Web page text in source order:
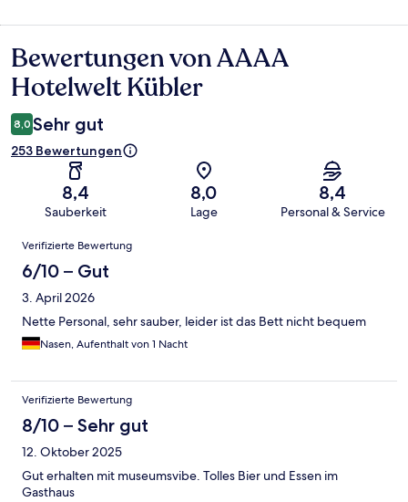
Bewertungen
Bewertungen von AAAA
Hotelwelt Kübler
8,0 Sehr gut
253 Bewertungen
8,4
Sauberkeit
8,0
Lage
8,4
Personal & Service
Bewertungen
Verifizierte Bewertung
6/10 – Gut
3. April 2026
Nette Personal, sehr sauber, leider ist das Bett nicht bequem
Nasen, Aufenthalt von 1 Nacht
Verifizierte Bewertung
8/10 – Sehr gut
12. Oktober 2025
Gut erhalten mit museumsvibe. Tolles Bier und Essen im
Gasthaus